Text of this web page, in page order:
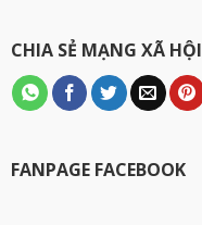
CHIA SẺ MẠNG XÃ HỘI
FANPAGE FACEBOOK